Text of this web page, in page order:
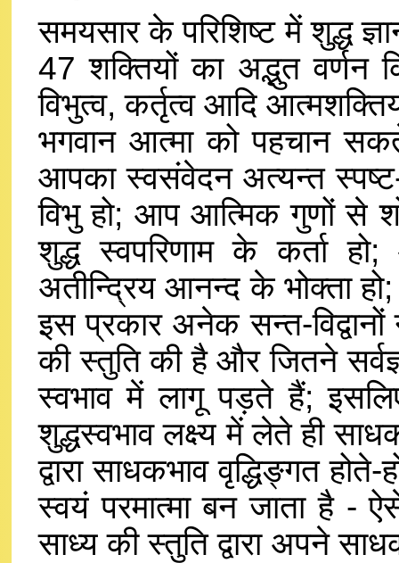
समयसार के परिशिष्ट में शुद्ध
47 शक्तियों का अद्भुत वर्णन
विभुत्व, कर्तृत्व आदि
भगवान आत्मा को पहचान
आपका स्वसंवेदन अत्यन्त
विभु हो; आप आत्मिक गुणों से
शुद्ध स्वपरिणाम के कर्ता
अतीन्द्रिय आनन्द के भोक्ता
इस प्रकार अनेक सन्त-विद्वानों
की स्तुति की है और जितने
स्वभाव में लागू पड़ते हैं;
शुद्धस्वभाव लक्ष्य में लेते ही
द्वारा साधकभाव वृद्धिङ्गत
स्वयं परमात्मा बन जाता है -
साध्य की स्तुति द्वारा अपने